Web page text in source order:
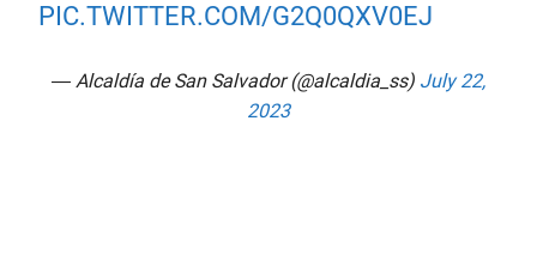
PIC.TWITTER.COM/G2Q0QXV0EJ
— Alcaldía de San Salvador (@alcaldia_ss) July 22,
2023